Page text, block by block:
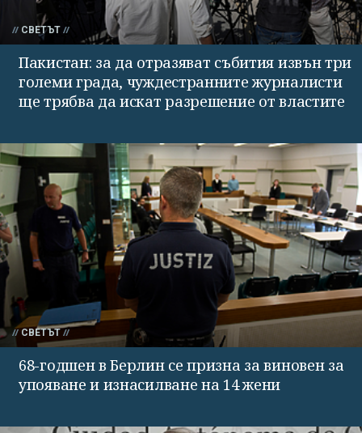
СВЕТЪТ
Пакистан: за да отразяват събития извън три
големи града, чуждестранните журналисти
ще трябва да искат разрешение от властите
СВЕТЪТ
68-годшен в Берлин се призна за виновен за
упояване и изнасилване на 14 жени